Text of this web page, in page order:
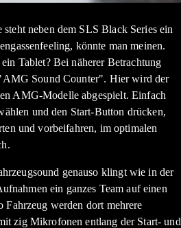
steht neben dem SLS Black Series ein
könnte man meinen.
Tablet? Bei näherer Betrachtung
Sound Counter". Hier wird der
AMG-Modelle abgespielt. Einfach
und den Start-Button drücken,
und vorbeifahren, im optimalen
genauso klingt wie in der
ein ganzes Team auf einen
Fahrzeug werden dort mehrere
zig Mikrofonen entlang der Start- und